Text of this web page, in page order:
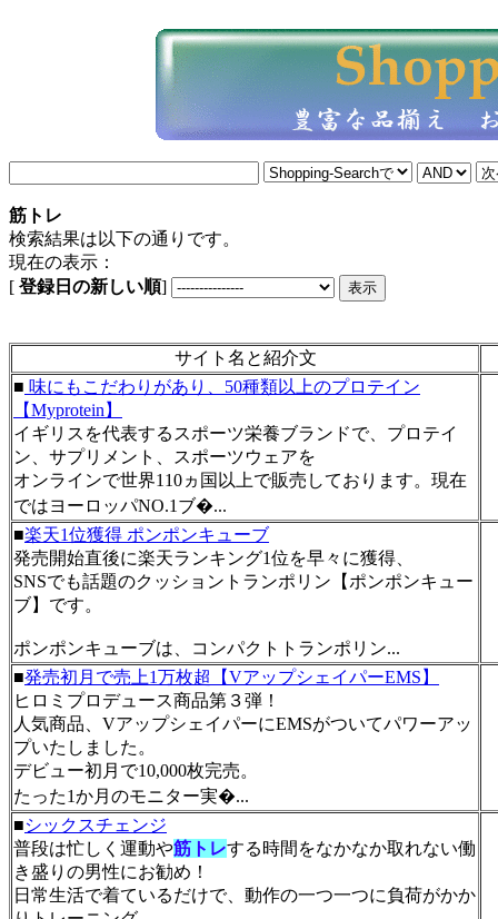
筋トレ
検索結果は以下の通りです。
現在の表示：
[ 登録日の新しい順]
サイト名と紹介文
■ 味にもこだわりがあり、50種類以上のプロテイン
【Myprotein】
イギリスを代表するスポーツ栄養ブランドで、プロテイ
ン、サプリメント、スポーツウェアを
オンラインで世界110ヵ国以上で販売しております。現在
ではヨーロッパNO.1ブ�...
■楽天1位獲得 ポンポンキューブ
発売開始直後に楽天ランキング1位を早々に獲得、
SNSでも話題のクッショントランポリン【ポンポンキュー
ブ】です。
ポンポンキューブは、コンパクトトランポリン...
■発売初月で売上1万枚超【VアップシェイパーEMS】
ヒロミプロデュース商品第３弾！
人気商品、VアップシェイパーにEMSがついてパワーアッ
プいたしました。
デビュー初月で10,000枚完売。
たった1か月のモニター実�...
■シックスチェンジ
普段は忙しく運動や筋トレする時間をなかなか取れない働
き盛りの男性にお勧め！
日常生活で着ているだけで、動作の一つ一つに負荷がかか